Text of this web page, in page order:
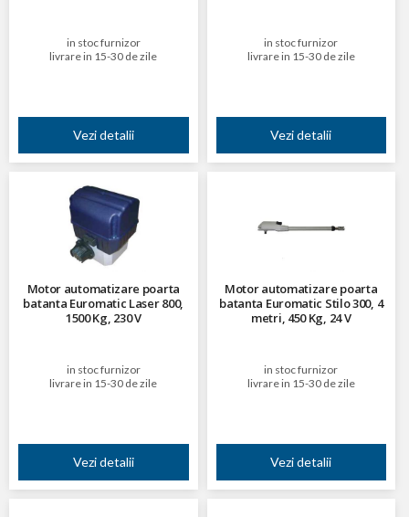
in stoc furnizor
livrare in 15-30 de zile
Vezi detalii
in stoc furnizor
livrare in 15-30 de zile
Vezi detalii
Motor automatizare poarta
batanta Euromatic Laser 800,
1500 Kg, 230 V
in stoc furnizor
livrare in 15-30 de zile
Vezi detalii
Motor automatizare poarta
batanta Euromatic Stilo 300, 4
metri, 450 Kg, 24 V
in stoc furnizor
livrare in 15-30 de zile
Vezi detalii